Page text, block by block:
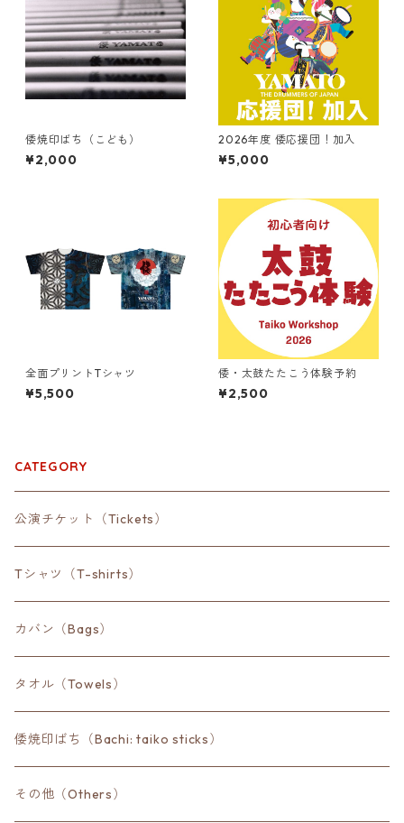
倭焼印ばち（こども）
¥2,000
2026年度 倭応援団！加入
¥5,000
全面プリントTシャツ
¥5,500
倭・太鼓たたこう体験予約
¥2,500
CATEGORY
公演チケット（Tickets）
Tシャツ（T-shirts）
カバン（Bags）
タオル（Towels）
倭焼印ばち（Bachi: taiko sticks）
その他（Others）